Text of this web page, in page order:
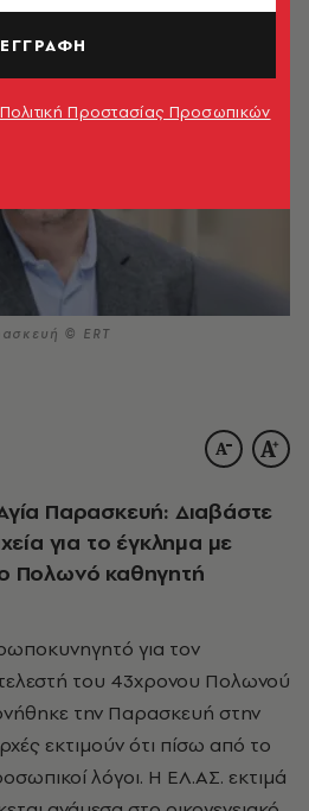
© ERT
Παρασκευή: Διαβάστε
για το έγκλημα με
Πολωνό καθηγητή
για τον
του 43χρονου Πολωνού
την Παρασκευή στην
εκτιμούν ότι πίσω από το
λόγοι. Η ΕΛ.ΑΣ. εκτιμά
ΕΓΓΡΑΦΗ
Πολιτική Προστασίας Προσωπικών